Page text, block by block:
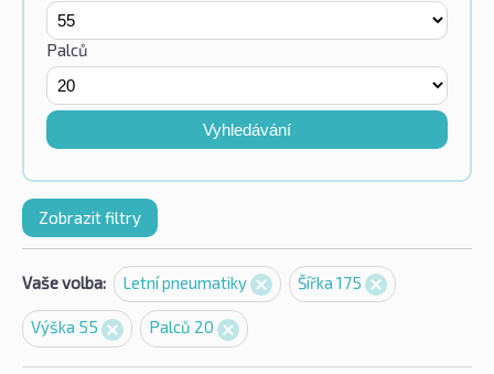
Palců
Vyhledávání
Zobrazit filtry
Vaše volba: Letní pneumatiky Šířka 175
Výška 55 Palců 20